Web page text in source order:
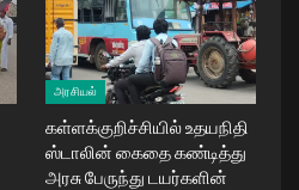
அரசியல்
கள்ளக்குறிச்சியில் உதயநிதி
ஸ்டாலின் கைதை கண்டித்து
அரசு பேருந்து டயர்களின்